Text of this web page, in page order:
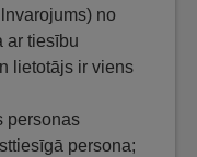
no
ar tiesību
lietotājs ir viens
personas
persona;